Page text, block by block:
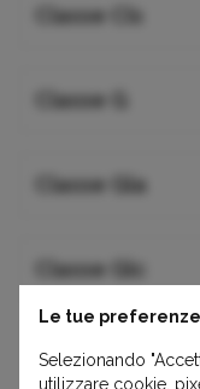
Classe Cls
Classe G
Classe Gla
Classe Glc
Classe Glk
Le tue
Selezionando
utilizzare cookie,